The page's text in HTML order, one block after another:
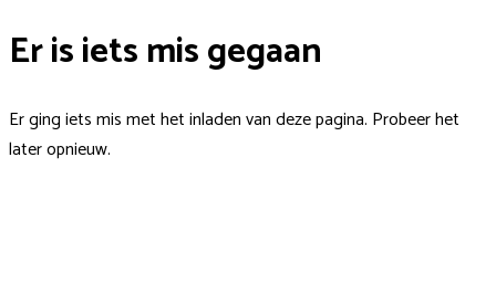
Er is iets mis gegaan
Er ging iets mis met het inladen van deze pagina. Probeer het
later opnieuw.